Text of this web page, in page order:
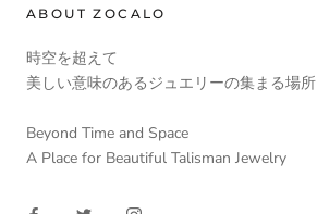
ABOUT ZOCALO
時空を超えて
美しい意味のあるジュエリーの集まる場所
Beyond Time and Space
A Place for Beautiful Talisman Jewelry